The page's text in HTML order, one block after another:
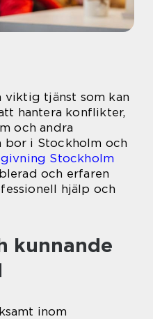
viktig tjänst som kan
hantera konflikter,
och andra
bor i Stockholm och
Stockholm
och erfaren
hjälp och
kunnande
inom